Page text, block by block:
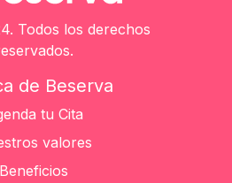
Todos los derechos
de Beserva
tu Cita
valores
Beneficios